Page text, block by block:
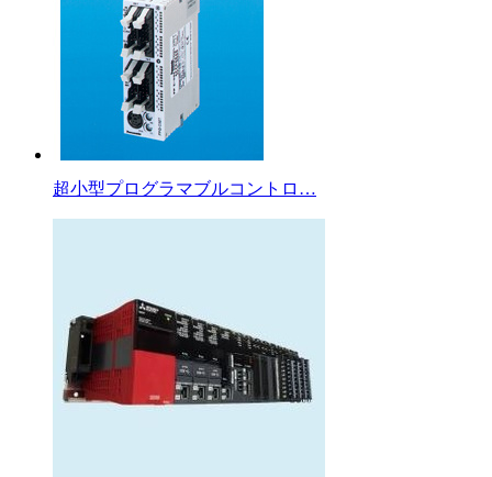
超小型プログラマブルコントロ…